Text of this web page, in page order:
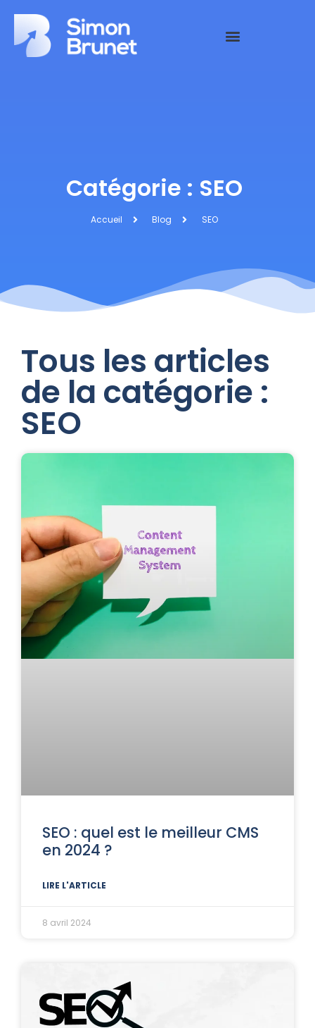
Catégorie : SEO
Accueil Blog SEO
Tous les articles
de la catégorie :
SEO
SEO : quel est le meilleur CMS
en 2024 ?
LIRE L'ARTICLE
8 avril 2024